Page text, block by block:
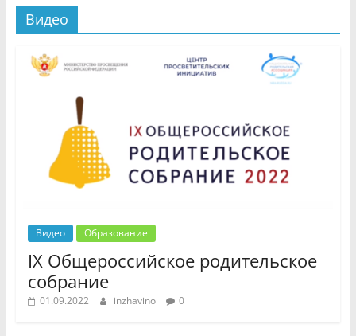
Видео
Видео Образование
IX Общероссийское родительское
собрание
01.09.2022 inzhavino 0